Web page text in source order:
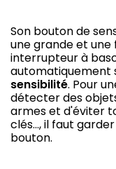
Son bouton de
une grande et une
interrupteur à
automatiquement
sensibilité. Pour
détecter des
armes et d'éviter
clés..., il faut
bouton.